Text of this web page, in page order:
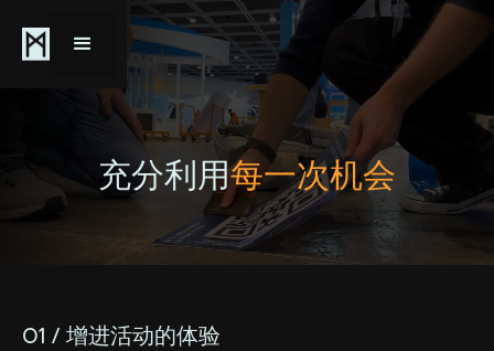
充分利用每一次机会
01 / 增进活动的体验